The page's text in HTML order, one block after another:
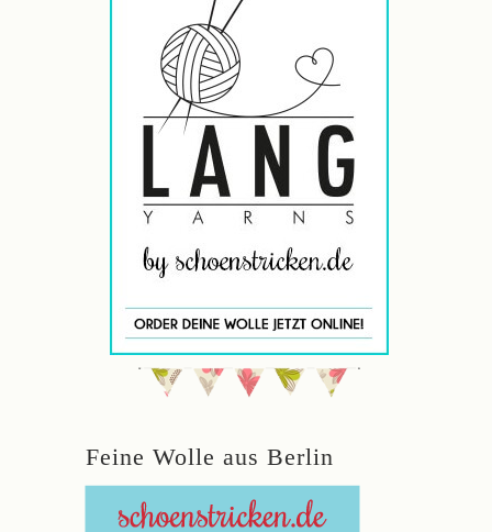
Feine Wolle aus Berlin